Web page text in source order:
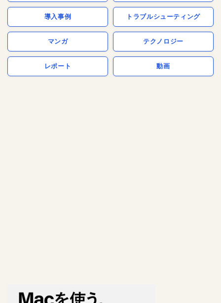
導入事例 トラブルシューティング
マンガ テクノロジー
レポート 動画